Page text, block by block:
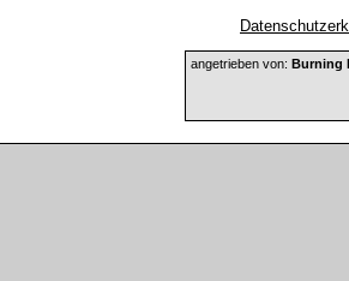
angetrieben von: Burning